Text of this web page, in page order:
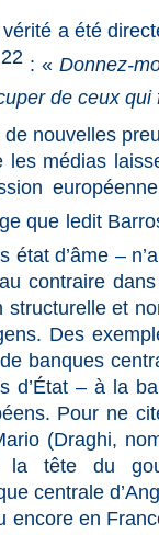
a été
22: «Donnez-
de ceux
nouvelles
médias
que ledit
d’âme –
contraire
et
Des
banques
d’État – à la
Pour ne
(Draghi,
tête du
centrale
encore en